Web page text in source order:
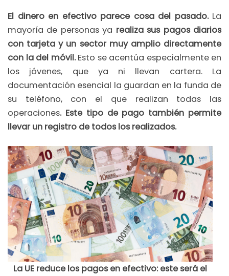
El dinero en efectivo parece cosa del pasado.La
mayoría de personas ya realiza sus pagos diarios
con tarjeta y un sector muy amplio directamente
con la del móvil.Esto se acentúa especialmente en
los jóvenes, que ya ni llevan cartera. La
documentación esencial la guardan en la funda de
su teléfono, con el que realizan todas las
operaciones. Este tipo de pago también permite
llevar un registro de todos los realizados.
La UE reduce los pagos en efectivo: este será el